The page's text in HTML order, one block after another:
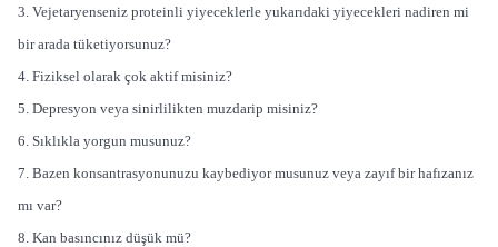
3. Vejetaryenseniz proteinli yiyeceklerle yukarıdaki yiyecekleri nadiren mi
bir arada tüketiyorsunuz?
4. Fiziksel olarak çok aktif misiniz?
5. Depresyon veya sinirlilikten muzdarip misiniz?
6. Sıklıkla yorgun musunuz?
7. Bazen konsantrasyonunuzu kaybediyor musunuz veya zayıf bir hafızanız
mı var?
8. Kan basıncınız düşük mü?